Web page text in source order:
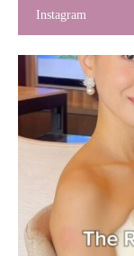
Instagram